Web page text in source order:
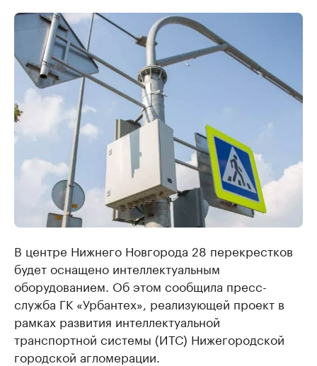
В центре Нижнего Новгорода 28 перекрестков
будет оснащено интеллектуальным
оборудованием. Об этом сообщила пресс-
служба ГК «Урбантех», реализующей проект в
рамках развития интеллектуальной
транспортной системы (ИТС) Нижегородской
городской агломерации.